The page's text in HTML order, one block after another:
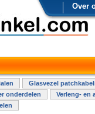
Over
Glasvezel
onderdelen
Verleng- en